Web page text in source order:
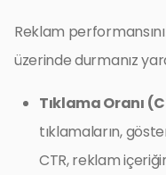
Reklam
üzerinde durmanız
Tıklama Oranı
tıklamaların,
CTR, reklam